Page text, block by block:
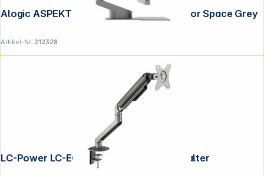
Alogic ASPEKT Fold Stand for 32" Monitor Space Grey
Artikel-Nr.:212328
LC-Power LC-EQ-A32B FLEXX Monitorhalter